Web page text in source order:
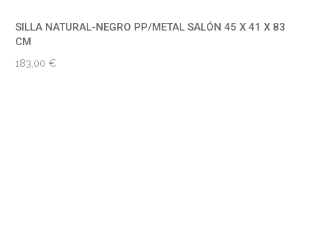
SILLA NATURAL-NEGRO PP/METAL SALÓN 45 X 41 X 83
CM
183,00€